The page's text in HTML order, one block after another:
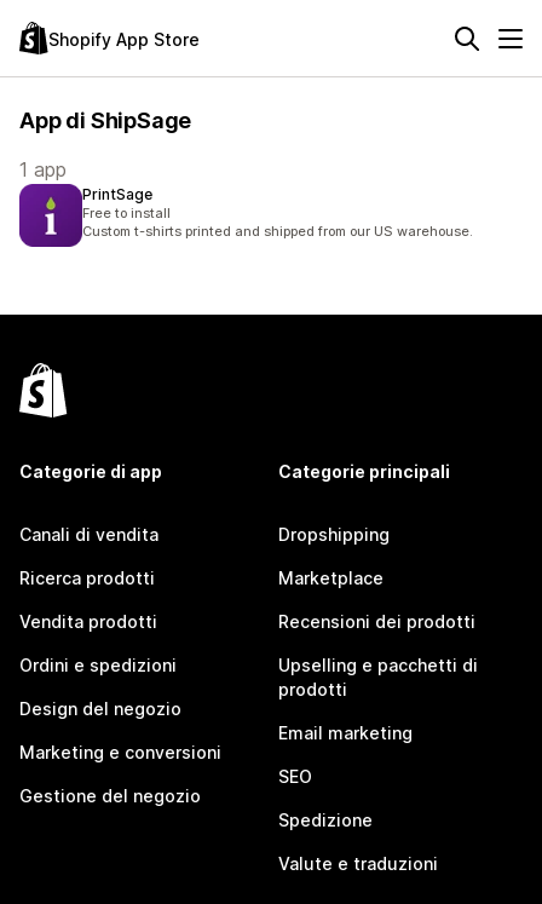
Shopify App Store
App di ShipSage
1 app
PrintSage
Free to install
Custom t-shirts printed and shipped from our US warehouse.
Categorie di app
Canali di vendita
Ricerca prodotti
Vendita prodotti
Ordini e spedizioni
Design del negozio
Marketing e conversioni
Gestione del negozio
Categorie principali
Dropshipping
Marketplace
Recensioni dei prodotti
Upselling e pacchetti di
prodotti
Email marketing
SEO
Spedizione
Valute e traduzioni